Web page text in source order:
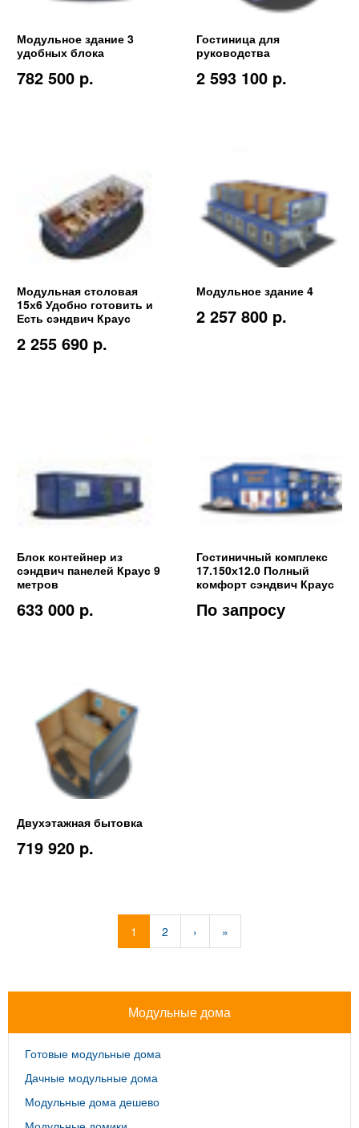
Модульное здание 3
удобных блока
782 500 p.
Гостиница для
руководства
2 593 100 p.
Модульная столовая
15х6 Удобно готовить и
Есть сэндвич Краус
2 255 690 p.
Модульное здание 4
2 257 800 p.
Блок контейнер из
сэндвич панелей Краус 9
метров
633 000 p.
Гостиничный комплекс
17.150х12.0 Полный
комфорт сэндвич Краус
По запросу
Двухэтажная бытовка
719 920 p.
1 2 › »
Модульные дома
Готовые модульные дома
Дачные модульные дома
Модульные дома дешево